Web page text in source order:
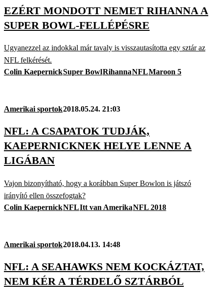
EZÉRT MONDOTT NEMET RIHANNA A
SUPER BOWL-FELLÉPÉSRE
Ugyanezzel az indokkal már tavaly is visszautasította egy sztár az
NFL felkérését.
Colin KaepernickSuper BowlRihannaNFLMaroon 5
Amerikai sportok2018.05.24. 21:03
NFL: A CSAPATOK TUDJÁK,
KAEPERNICKNEK HELYE LENNE A
LIGÁBAN
Vajon bizonyítható, hogy a korábban Super Bowlon is játszó
irányító ellen összefogtak?
Colin KaepernickNFLItt van AmerikaNFL 2018
Amerikai sportok2018.04.13. 14:48
NFL: A SEAHAWKS NEM KOCKÁZTAT,
NEM KÉR A TÉRDELŐ SZTÁRBÓL